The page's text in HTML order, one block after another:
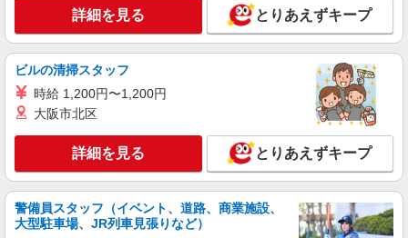
パート
ケンタッキーフライドチキン 金町店
カウンター・キッチンスタッフ ＜優先募集日
時＞平日（月〜金） 11:00〜17:00
時給1280円 ＜高校生＞時給1250円
キープ 詳細を見る
アルバイト パート
ケンタッキーフライドチキン 青砥駅店
カウンター・キッチンスタッフ ＜優先募集日
詳細を見る とりあえずキープ
ビルの清掃スタッフ
時給 1,200円〜1,200円
大阪市北区
詳細を見る とりあえずキープ
警備員スタッフ（イベント、道路、商業施設、
大型駐車場、JR列車見張りなど）